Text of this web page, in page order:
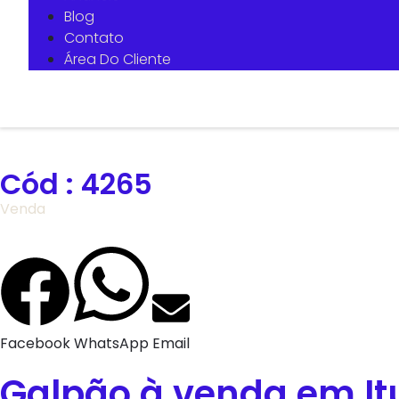
Blog
Contato
Área Do Cliente
Cód : 4265
Venda
FacebookWhatsApp Email